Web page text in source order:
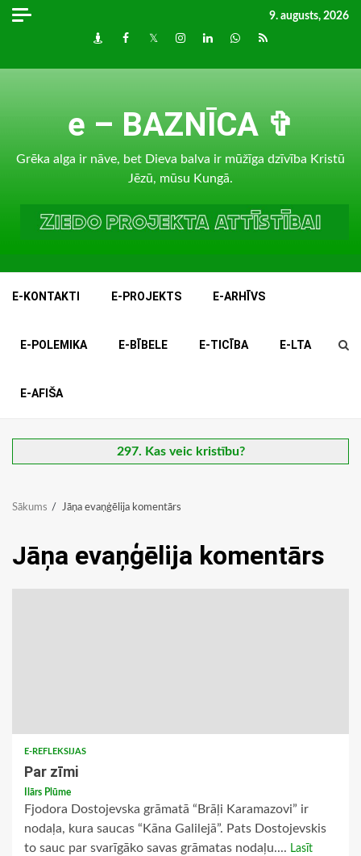
Skip
9. augusts, 2026
DraugiemFacebook
TwitterInstagram
LinkedInwhatsapp
RSS
e – BAZNĪCA ✞
Grēka alga ir nāve, bet Dieva balva ir mūžīga dzīvība Kristū
Jēzū, mūsu Kungā.
E-KONTAKTI E-PROJEKTS E-ARHĪVS
E-POLEMIKA E-BĪBELE E-TICĪBA E-LTA
E-AFIŠA
297. Kas veic kristību?
Sākums Jāņa evaņģēlija komentārs
Jāņa evaņģēlija komentārs
E-REFLEKSIJAS
Par zīmi
Ilārs Plūme
Fjodora Dostojevska grāmatā “Brāļi Karamazovi” ir
nodaļa, kura saucas “Kāna Galilejā”. Pats Dostojevskis
to sauc par svarīgāko savas grāmatas nodaļu.... Lasīt